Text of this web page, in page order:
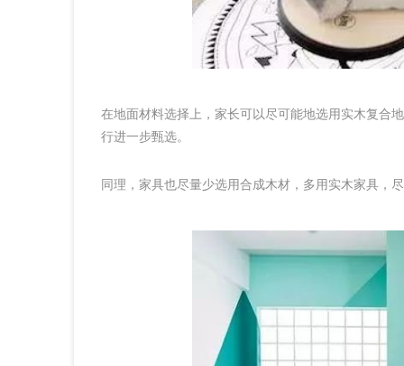
在地面材料选择上，家长可以尽可能地选用实木复合
行进一步甄选。
同理，家具也尽量少选用合成木材，多用实木家具，